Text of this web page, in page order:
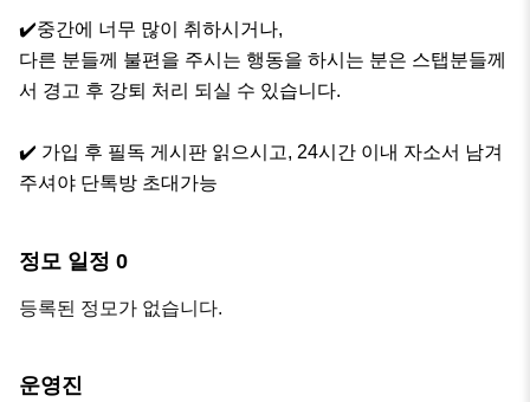
✔️중간에 너무 많이 취하시거나,
다른 분들께 불편을 주시는 행동을 하시는 분은 스탭분들께
서 경고 후 강퇴 처리 되실 수 있습니다.
✔️ 가입 후 필독 게시판 읽으시고, 24시간 이내 자소서 남겨
주셔야 단톡방 초대가능
정모 일정 0
등록된 정모가 없습니다.
운영진